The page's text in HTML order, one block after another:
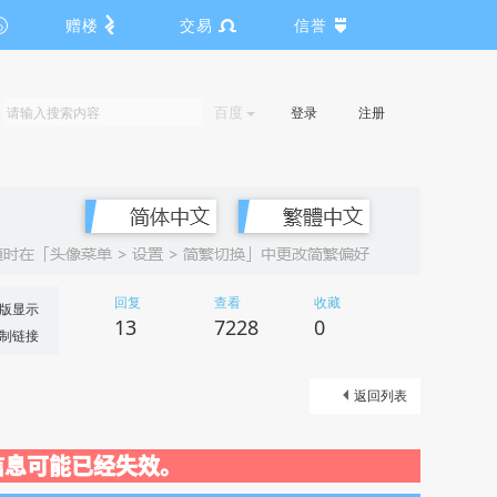
赠楼 交易 信誉
百度 登录 注册
显示
链接
回复
13
查看
7228
收藏
0
返回列表
可能已经失效。